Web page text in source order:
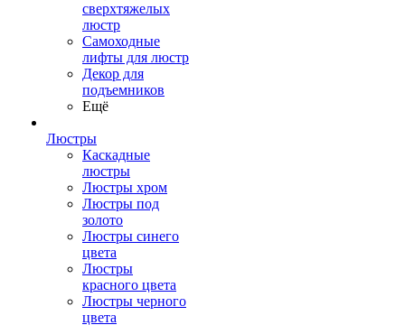
сверхтяжелых
люстр
Самоходные
лифты для люстр
Декор для
подъемников
Ещё
Люстры
Каскадные
люстры
Люстры хром
Люстры под
золото
Люстры синего
цвета
Люстры
красного цвета
Люстры черного
цвета